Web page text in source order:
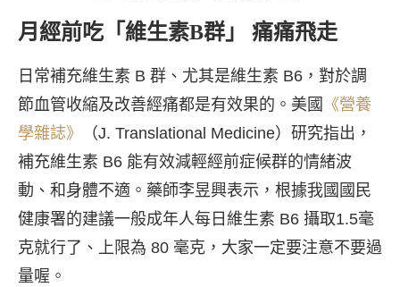
月經前吃「維生素B群」 痛痛飛走
日常補充維生素 B 群、尤其是維生素 B6，對於調
節血管收縮及改善經痛都是有效果的。美國 《營養
學雜誌》
（J. Translational Medicine）研究指出，
補充維生素 B6 能有效減輕經前症候群的情緒波
動、和身體不適。藥師李昱興表示，根據我國國民
健康署的建議一般成年人每日維生素 B6 攝取1.5毫
克就行了、上限為 80 毫克，大家一定要注意不要過
量喔。